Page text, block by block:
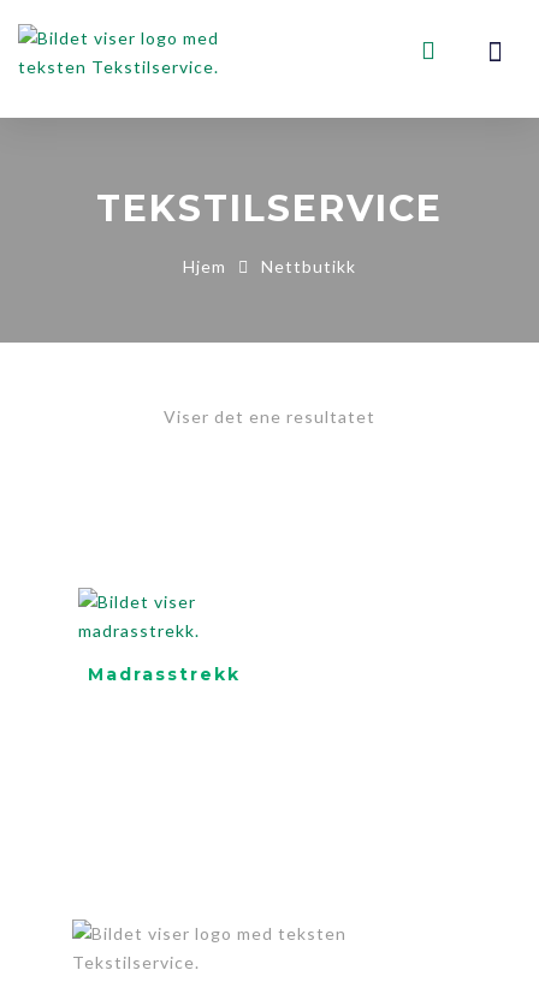
TEKSTILSERVICE
Hjem Nettbutikk
Viser det ene resultatet
Madrasstrekk